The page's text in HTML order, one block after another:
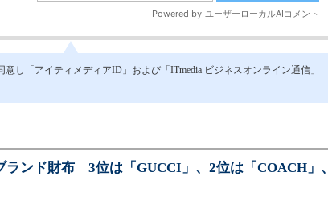
し「アイティメディアID」および「ITmedia ビジネスオンライン通信」
ランド財布 3位は「GUCCI」、2位は「COACH」、